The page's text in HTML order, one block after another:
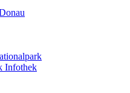
Infothek